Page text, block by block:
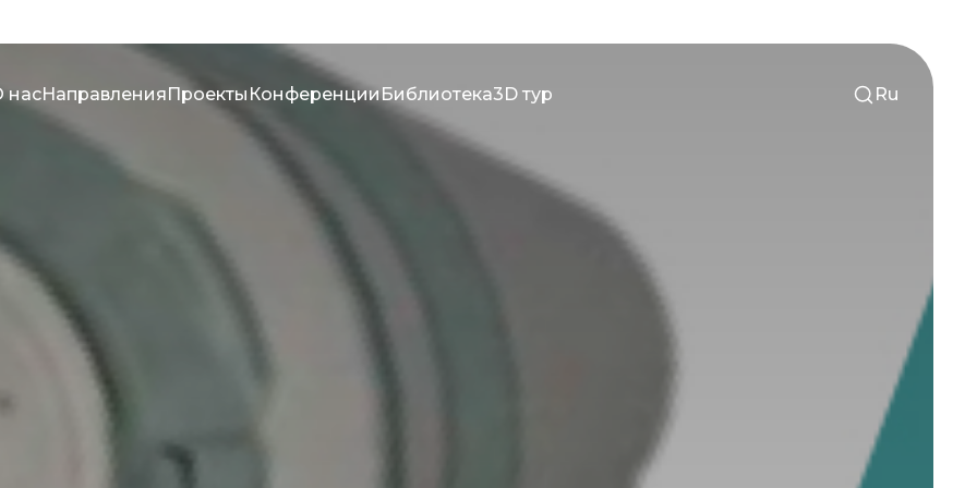
насНаправленияПроекты КонференцииБиблиотека3D тур Ru